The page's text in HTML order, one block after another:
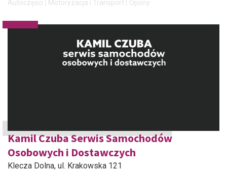
Autoczęści Motoryzacja i Transport Opony
Kamil Czuba Serwis Samochodów
Osobowych i Dostawczych
Klecza Dolna, ul. Krakowska 121